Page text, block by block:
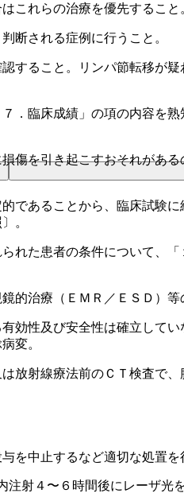
これらの治療を優先すること
断される症例に行うこと。
ること。リンパ節転移が
臨床成績」の項の内容を
を引き起こすおそれがあ
あることから、臨床試験
。
た患者の条件について、
治療（ＥＭＲ／ＥＳＤ）
性及び安全性は確立して
変。
射線療法前のＣＴ検査で
を中止するなど適切な処置を
射４〜６時間後にレーザ光